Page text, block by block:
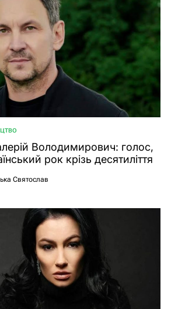
Володимирович: голос,
рок крізь десятиліття
Святослав